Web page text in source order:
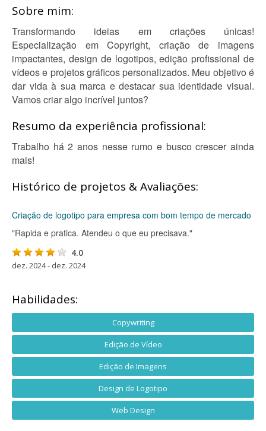
Sobre mim:
Transformando ideias em criações únicas!
Especialização em Copyright, criação de imagens
impactantes, design de logotipos, edição profissional de
vídeos e projetos gráficos personalizados. Meu objetivo é
dar vida à sua marca e destacar sua identidade visual.
Vamos criar algo incrível juntos?
Resumo da experiência profissional:
Trabalho há 2 anos nesse rumo e busco crescer ainda
mais!
Histórico de projetos & Avaliações:
Criação de logotipo para empresa com bom tempo de mercado
"Rapida e pratica. Atendeu o que eu precisava."
4.0
dez. 2024 - dez. 2024
Habilidades:
Copywriting
Edição de Vídeo
Edição de Imagens
Design de Logotipo
Web Design